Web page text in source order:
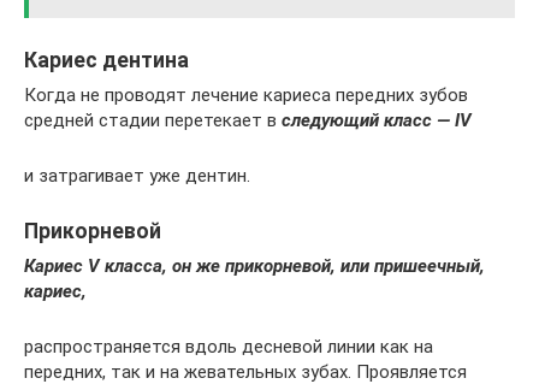
Кариес дентина
Когда не проводят лечение кариеса передних зубов
средней стадии перетекает в следующий класс — IV
и затрагивает уже дентин.
Прикорневой
Кариес V класса, он же прикорневой, или пришеечный,
кариес,
распространяется вдоль десневой линии как на
передних, так и на жевательных зубах. Проявляется